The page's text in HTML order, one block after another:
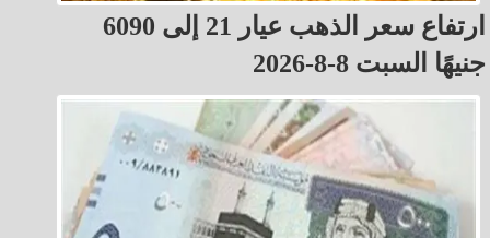
ارتفاع سعر الذهب عيار 21 إلى 6090
جنيهًا السبت 8-8-2026